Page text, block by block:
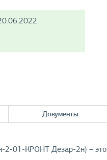
Документы
01-КРОНТ Дезар-2н) – это